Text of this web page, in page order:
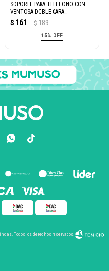
SOPORTE PARA TELÉFONO CON
VENTOSA DOBLE CARA
RECTANGULAR (L)
$ 161 $ 189
15% OFF

Todos los derechos reservados.